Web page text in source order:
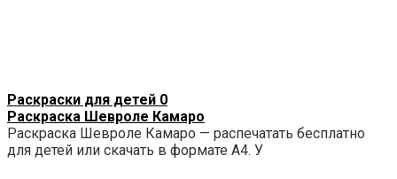
Раскраски для детей 0
Раскраска Шевроле Камаро
Раскраска Шевроле Камаро — распечатать бесплатно
для детей или скачать в формате А4. У